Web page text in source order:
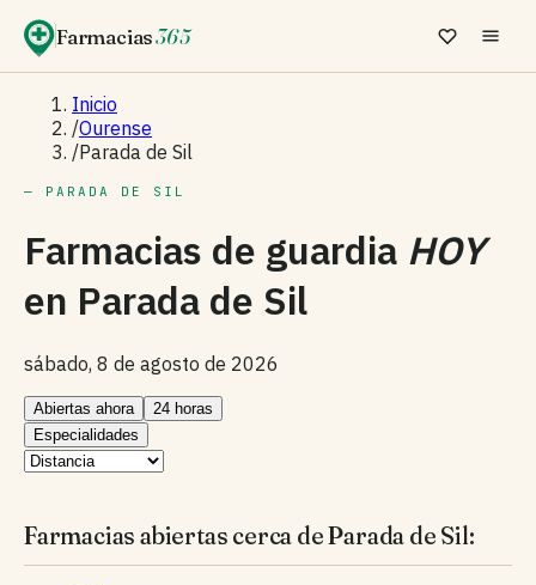
Farmacias365
Inicio
/Ourense
/Parada de Sil
— PARADA DE SIL
Farmacias de guardia HOY
en Parada de Sil
sábado, 8 de agosto de 2026
Abiertas ahora
24 horas
Especialidades
Farmacias abiertas cerca de Parada de Sil: